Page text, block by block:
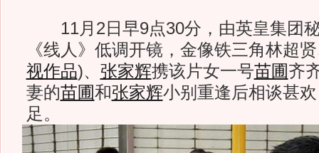
11月2日早9点30分，由英皇集团
《线人》低调开镜，金像铁三角林超
视作品)、 张家辉携该片女一号苗圃齐
妻的苗圃和张家辉小别重逢后相谈甚
足。